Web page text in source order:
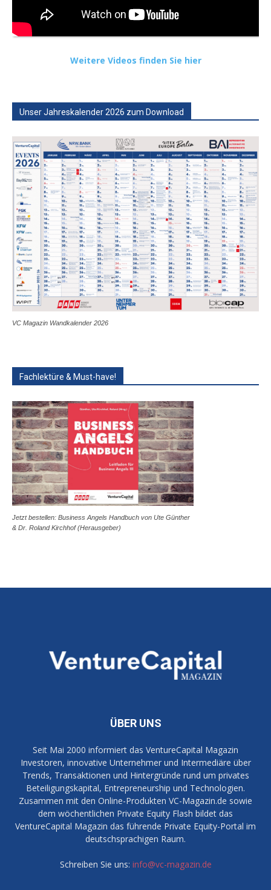
Weitere Videos finden Sie hier
Unser Jahreskalender 2026 zum Download
VC Magazin Wandkalender 2026
Fachlektüre & Must-have!
Jetzt bestellen: Business Angels Handbuch von Ute Günther
& Dr. Roland Kirchhof (Herausgeber)
ÜBER UNS
Seit Mai 2000 informiert das VentureCapital Magazin
Investoren, innovative Unternehmer und Intermediäre über
Trends, Transaktionen und Hintergründe rund um privates
Beteiligungskapital, Entrepreneurship und Technologien.
Zusammen mit den Online-Produkten VC-Magazin.de sowie
dem wöchentlichen Private Equity Flash bildet das
VentureCapital Magazin das führende Private Equity-Portal im
deutschsprachigen Raum.
Schreiben Sie uns: info@vc-magazin.de